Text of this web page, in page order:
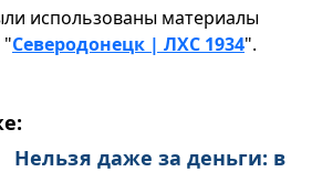
использованы материалы
"Северодонецк | ЛХС 1934".
Нельзя даже за деньги: в